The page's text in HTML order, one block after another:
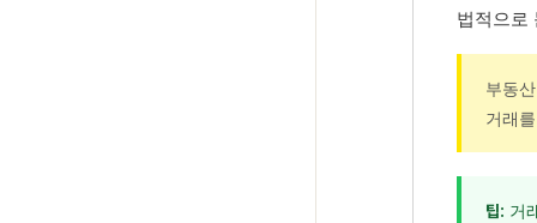
법적으로
부동
거래
팁: 거